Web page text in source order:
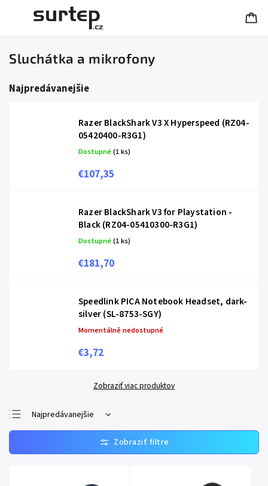
Sluchátka a mikrofony
Najpredávanejšie
Razer BlackShark V3 X Hyperspeed (RZ04-
05420400-R3G1)
Dostupné(1 ks)
€107,35
Razer BlackShark V3 for Playstation -
Black (RZ04-05410300-R3G1)
Dostupné(1 ks)
€181,70
Speedlink PICA Notebook Headset, dark-
silver (SL-8753-SGY)
Momentálně nedostupné
€3,72
Zobraziť viac produktov
Najpredávanejšie
Najlacnejšie
Najdrahšie